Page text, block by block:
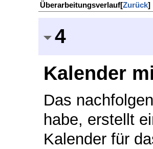
Überarbeitungsverlauf[Zurück]
4
Kalender
Das
habe, erstellt
Kalender für